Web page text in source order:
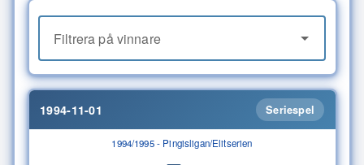
Filtrera på vinnare
1994-11-01 Seriespel
1994/1995 - Pingisligan/Elitserien